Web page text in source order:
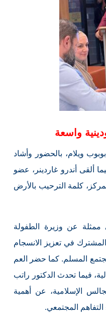
واسعة
ويلام، بالحضور وأشاد
ألقى أندرو غاردينر، عضو
كلمة الترحيب بالأرض
ممثلة عن وزيرة الطفولة
في تعزيز الانسجام
المسلم. كما حضر العم
فيما تحدث الدكتور راتب
الإسلامية، عن أهمية
المجتمعي.